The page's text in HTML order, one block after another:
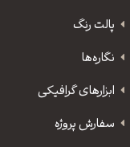
پالت رنگ
نگاره‌ها
ابزارهای گرافیکی
سفارش پروژه